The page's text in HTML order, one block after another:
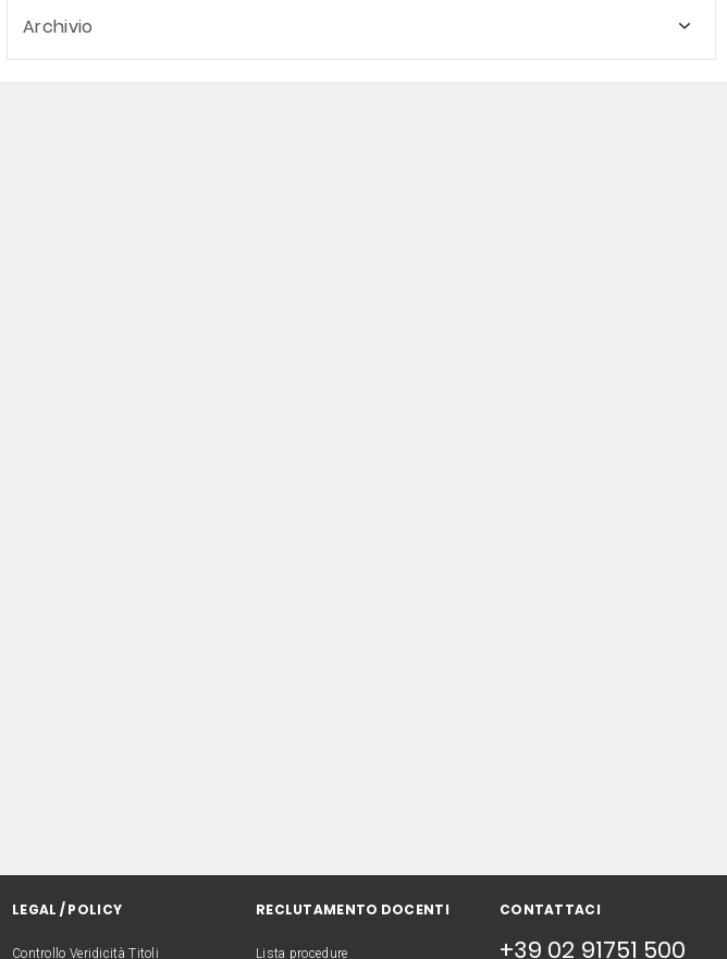
Archivio
LEGAL / POLICY
Controllo Veridicità Titoli
RECLUTAMENTO DOCENTI
Lista procedure
CONTATTACI
+39 02 91751 500